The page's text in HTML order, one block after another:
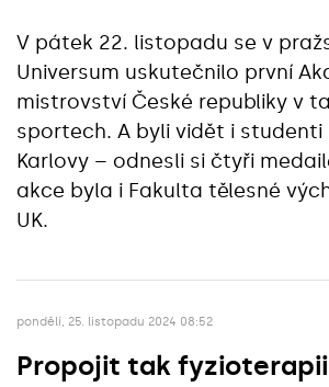
V pátek 22. listopadu se v
Universum uskutečnilo první
mistrovství České republiky v
sportech. A byli vidět i studenti
Karlovy – odnesli si čtyři
akce byla i Fakulta tělesné
UK.
pondělí, 25. listopadu 2024 08:52
Propojit tak